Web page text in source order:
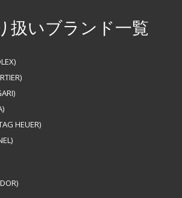
扱いブランド一覧
HEUER)